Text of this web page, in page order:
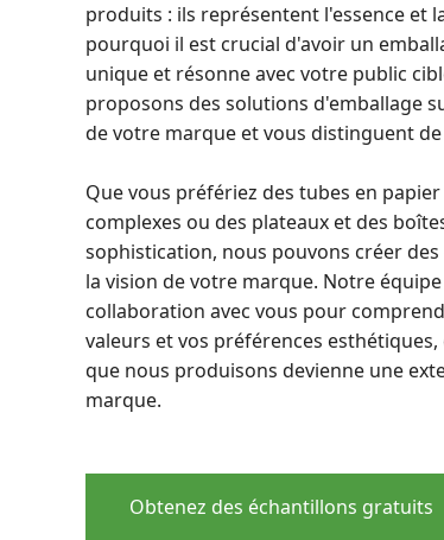
produits : ils représentent l'essence et
pourquoi il est crucial d'avoir un
unique et résonne avec votre public
proposons des solutions d'emballage
de votre marque et vous distinguent
Que vous préfériez des tubes en
complexes ou des plateaux et des
sophistication, nous pouvons créer
la vision de votre marque. Notre
collaboration avec vous pour
valeurs et vos préférences
que nous produisons devienne une
marque.
Obtenez des échantillons gratuits